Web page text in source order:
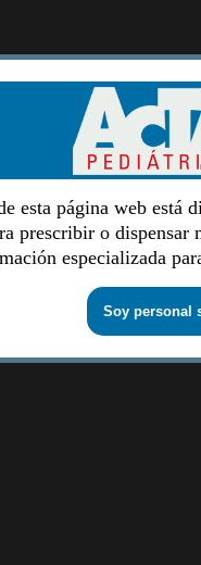
esta página web está
prescribir o dispensar
especializada
Soy personal